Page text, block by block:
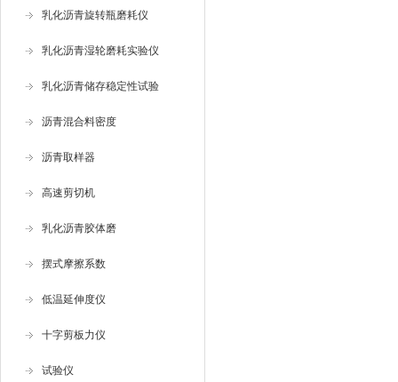
乳化沥青旋转瓶磨耗仪
乳化沥青湿轮磨耗实验仪
乳化沥青储存稳定性试验
沥青混合料密度
沥青取样器
高速剪切机
乳化沥青胶体磨
摆式摩擦系数
低温延伸度仪
十字剪板力仪
试验仪